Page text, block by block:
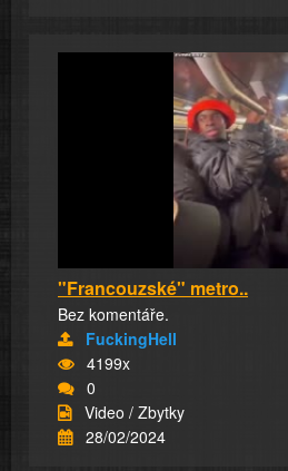
"Francouzské" metro..
Bez komentáře.
FuckingHell
4199x
0
Video / Zbytky
28/02/2024